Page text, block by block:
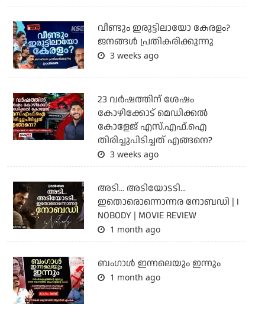
വീണ്ടും ഇരുട്ടിലായോ കേരളം?
ജനങ്ങൾ പ്രതികരിക്കുന്നു
3 weeks ago
23 വർഷത്തിന് ശേഷം
കോഴിക്കോട് മെഡിക്കൽ
കോളേജ് എസ്.എഫ്.ഐ
തിരിച്ചുപിടിച്ചത് എങ്ങനെ?
3 weeks ago
അടി... അടിയോടടി...
ഇതൊരൊന്നൊന്നര നോബഡി | I
NOBODY | MOVIE REVIEW
1 month ago
ബംഗാള്‍ ഇന്നലെയും ഇന്നും
1 month ago